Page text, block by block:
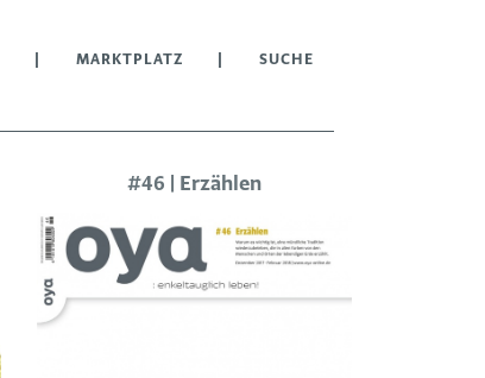
MARKTPLATZ SUCHE
#46 | Erzählen